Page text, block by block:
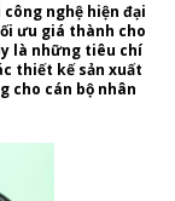
nghệ hiện đại
ưu giá thành cho
là những tiêu chí
thiết kế sản xuất
cho cán bộ nhân